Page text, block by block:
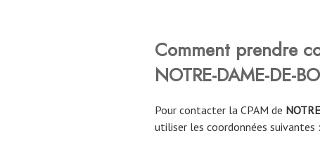
Comment prendre
NOTRE-DAME-DE-
Pour contacter la CPAM de
utiliser les coordonnées suivantes :